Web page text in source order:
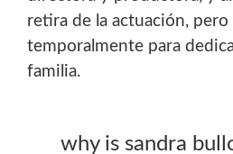
retira de la actuación, pero
temporalmente para
familia.
why is sandra